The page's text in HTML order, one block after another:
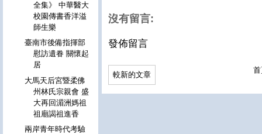
沒有留言:
發佈留言
較新的文章
全集》 中華醫大
校園傳書香洋溢
師生樂
臺南市後備指揮部
慰訪遺眷 關懷起
居
大馬天后宮暨柔佛
州林氏宗親會 盛
大再回湄洲媽祖
祖廟謁祖進香
兩岸青年時代考驗